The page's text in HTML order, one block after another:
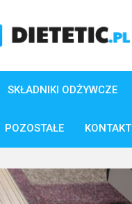
SKŁADNIKI ODŻYWCZE
POZOSTAŁE KONTAKT